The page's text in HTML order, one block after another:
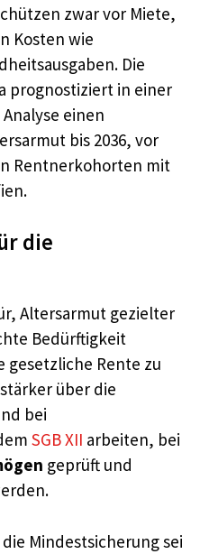
zwar vor Miete,
Kosten wie
Die
prognostiziert in einer
einen
bis 2036, vor
Rentnerkohorten mit
die
Altersarmut gezielter
Bedürftigkeit
gesetzliche Rente zu
über die
bei
SGB XII arbeiten, bei
geprüft und
Mindestsicherung sei